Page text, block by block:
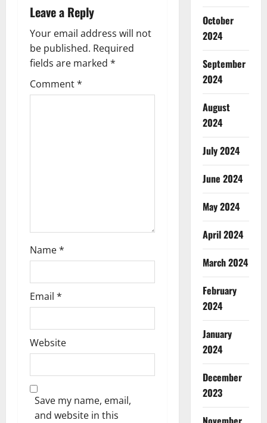
i
g
a
t
Leave a Reply
Your email address will not
be published. Required
fields are marked *
Comment*
Name*
Email *
Website
Save my name, email,
and website in this
October
2024
September
2024
August
2024
July 2024
June 2024
May 2024
April 2024
March 2024
February
2024
January
2024
December
2023